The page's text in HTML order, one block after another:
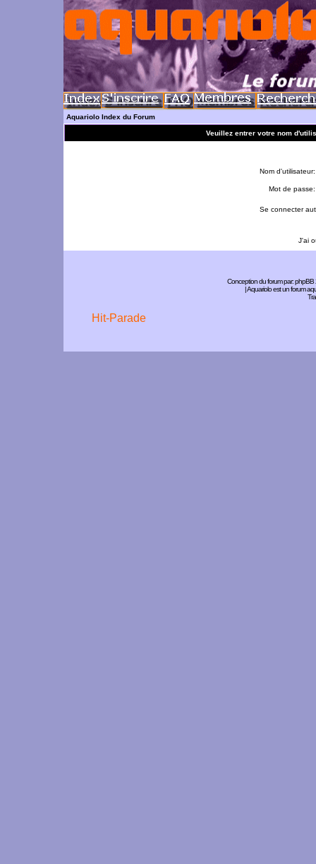
Aquariolo Index du Forum
Veuillez entrer votre nom
Nom d'utilisateur:
Mot de passe:
Se connecter
J'ai
Conception du forum par:phpBB
| Aquariolo est un forum